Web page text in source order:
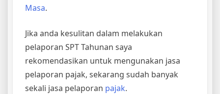
Masa.
Jika anda kesulitan dalam melakukan
pelaporan SPT Tahunan saya
rekomendasikan untuk mengunakan jasa
pelaporan pajak, sekarang sudah banyak
sekali jasa pelaporan pajak.